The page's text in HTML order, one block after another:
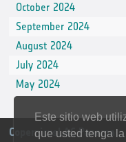
Este sitio web
que usted tenga
October 2024
September 2024
August 2024
July 2024
May 2024
CopernicusLAC Panama